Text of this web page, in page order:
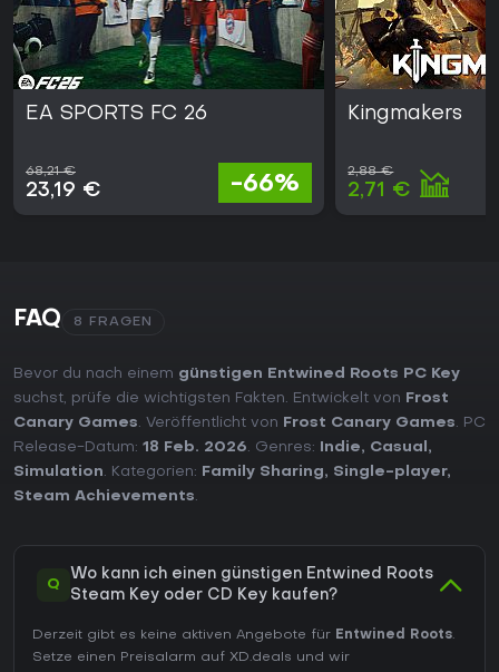
EA SPORTS FC 26
68,21 €
23,19 € -66%
Kingmakers
2,88 €
2,71 €
FAQ 8 FRAGEN
Bevor du nach einem günstigen Entwined Roots PC Key
suchst, prüfe die wichtigsten Fakten. Entwickelt von
Frost
Canary Games. Veröffentlicht von Frost Canary Games. PC
Release-Datum: 18 Feb. 2026. Genres: Indie, Casual ,
Simulation. Kategorien: Family Sharing, Single-player,
Steam Achievements.
Q
Wo kann ich einen günstigen Entwined Roots
Steam Key oder CD Key kaufen?
Derzeit gibt es keine aktiven Angebote für Entwined Roots.
Setze einen Preisalarm auf XD.deals und wir